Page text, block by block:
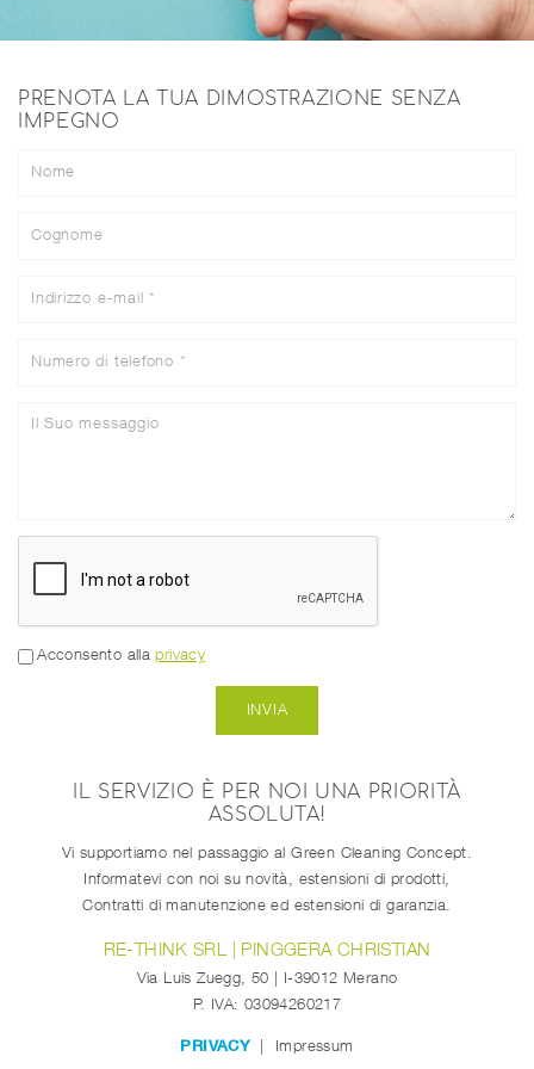
PRENOTA LA TUA DIMOSTRAZIONE SENZA
IMPEGNO
Acconsento allaprivacy
IL SERVIZIO È PER NOI UNA PRIORITÀ
ASSOLUTA!
Vi supportiamo nel passaggio al Green Cleaning Concept.
Informatevi con noi su novità, estensioni di prodotti,
Contratti di manutenzione ed estensioni di garanzia.
RE-THINK SRL | PINGGERA CHRISTIAN
Via Luis Zuegg, 50 | I-39012 Merano
P. IVA: 03094260217
PRIVACY Impressum
Name:
Provider:
Google LLC